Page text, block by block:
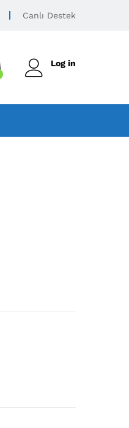
Canlı Destek
Log in